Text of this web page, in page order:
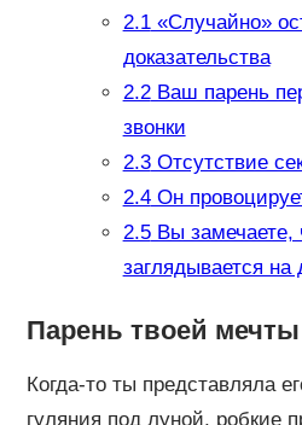
2.1«Случайно»
доказательства
2.2Ваш парень
звонки
2.3Отсутствие
2.4Он
2.5Вы замечаете,
заглядывается
Парень твоей мечты
Когда-то ты представляла
гуляния под луной, робкие